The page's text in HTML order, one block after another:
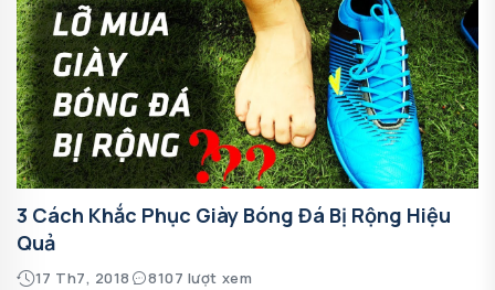
3 Cách Khắc Phục Giày Bóng Đá Bị Rộng Hiệu
Quả
17 Th7, 2018 8107 lượt xem